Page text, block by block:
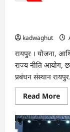
…
kadwaghut
रायपुर । योजना,
राज्य नीति आयोग,
प्रबंधन संस्थान
Read More
CG
: